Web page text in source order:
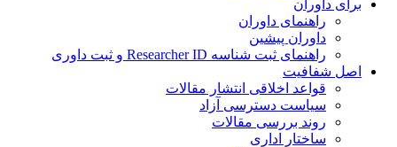
داوران
راهنمای داوران
داوران پیشین
راهنمای ثبت شناسه Researcher ID و ثبت داوری
شفافیت
قواعد اخلاقی انتشار مقالات
سیاست دسترسی آزاد
روند بررسی مقالات
ساختار اداری